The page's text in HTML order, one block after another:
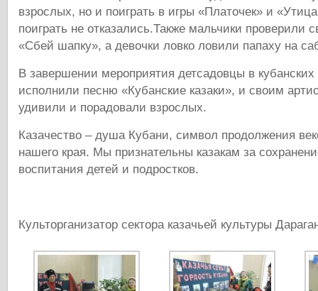
взрослых, но и поиграть в игры «Платочек» и
поиграть не отказались.Также мальчики проверили
«Сбей шапку», а девочки ловко ловили папаху на
В завершении мероприятия детсадовцы в
исполнили песню «Кубанские казаки», и своим
удивили и порадовали взрослых.
Казачество – душа Кубани, символ продолжения
нашего края. Мы признательны казакам за
воспитания детей и подростков.
Культорганизатор сектора казачьей культуры